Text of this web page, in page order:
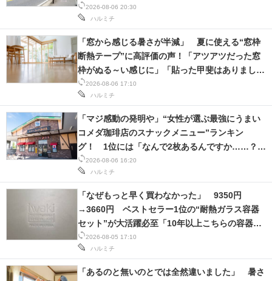
経営リーダーのコミュニティ
マーケ×ITの今がよく分かる
ITエンジニア向け専門サイト
企業向けIT製品の総合サイト
製造業のIT導入・活用を支援
モノづくり技術者専門サイト
エレクトロニクス専門サイト
電子設計の基本と応用
エネルギーの専門メディア
建設×テクノロジーの最前線
2026-08-06 20:30
ハルミチ
2026-08-06 17:10
ハルミチ
「窓から感じる暑さが半減」 夏に使える“窓枠
断熱テープ”に高評価の声！「アツアツだった窓
枠がぬる～い感じに」「貼った甲斐はありまし
た」
2026-08-06 16:20
ハルミチ
「マジ感動の発明や」“女性が選ぶ最強にうまい
コメダ珈琲店のスナックメニュー”ランキン
グ！ 1位には「なんで2枚あるんですか……？」
「もはや食べるのが1つの趣味」の声
2026-08-05 17:10
ハルミチ
「なぜもっと早く買わなかった」 9350円
→3660円 ベストセラー1位の“耐熱ガラス容器
セット”が大活躍必至「10年以上こちらの容器を
愛用」「毎日活躍しています」
「あるのと無いのとでは全然違いました」 暑さ